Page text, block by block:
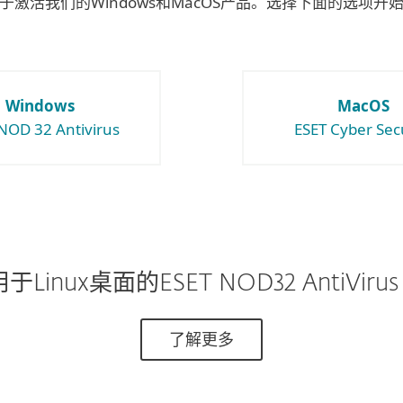
Windows
32 Antivirus
MacOS
ESET Cyber
于Linux桌面的ESET NOD32 AntiVirus
了解更多